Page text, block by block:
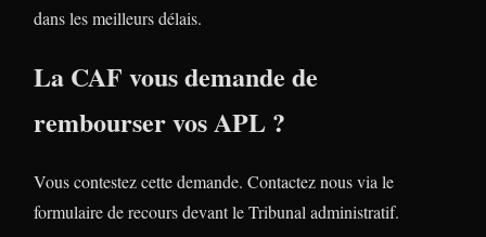
dans les meilleurs délais.
La CAF vous demande de
rembourser vos APL ?
Vous contestez cette demande. Contactez nous via le
formulaire de recours devant le Tribunal administratif.